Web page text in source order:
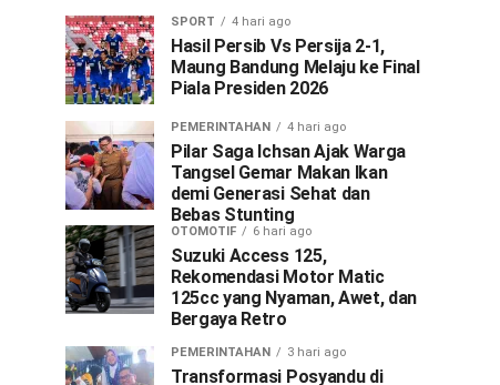
SPORT 4 hari ago
Hasil Persib Vs Persija 2-1,
Maung Bandung Melaju ke Final
Piala Presiden 2026
PEMERINTAHAN 4 hari ago
Pilar Saga Ichsan Ajak Warga
Tangsel Gemar Makan Ikan
demi Generasi Sehat dan
Bebas Stunting
OTOMOTIF 6 hari ago
Suzuki Access 125,
Rekomendasi Motor Matic
125cc yang Nyaman, Awet, dan
Bergaya Retro
PEMERINTAHAN 3 hari ago
Transformasi Posyandu di